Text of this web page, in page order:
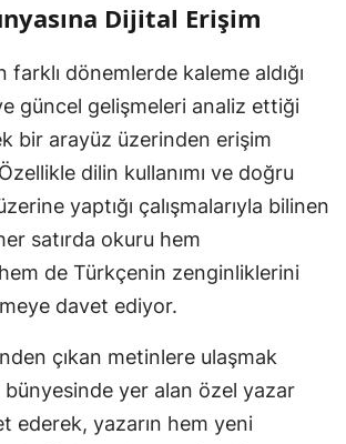
Dijital Erişim
farklı dönemlerde kaleme aldığı
güncel gelişmeleri analiz ettiği
bir arayüz üzerinden erişim
dilin kullanımı ve doğru
yaptığı çalışmalarıyla bilinen
satırda okuru hem
de Türkçenin zenginliklerini
davet ediyor.
çıkan metinlere ulaşmak
yer alan özel yazar
ederek, yazarın hem yeni